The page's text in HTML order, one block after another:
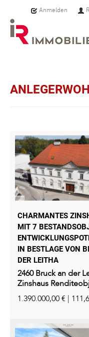
Anmelden
CHARMANTES
MIT 7
IN BESTLAGE VON
DER LEITHA
2460 Bruck an der
Zinshaus
1.390.000,00 € |